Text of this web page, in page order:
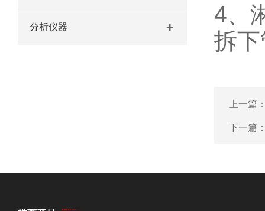
分析仪器
4、
拆
上一篇
下一篇